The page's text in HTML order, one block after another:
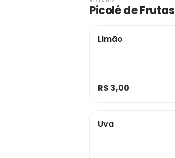
Picolé de Frutas
Limão
R$ 3,00
Uva